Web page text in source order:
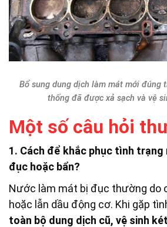
Bổ sung dung dịch làm mát mới đúng
thống đã được xả sạch và vệ
Một số câu hỏi
1. Cách để khắc phục tình trạng
đục hoặc bẩn?
Nước làm mát bị đục thường do
hoặc lẫn dầu động cơ. Khi gặp
toàn bộ dung dịch cũ, vệ sinh